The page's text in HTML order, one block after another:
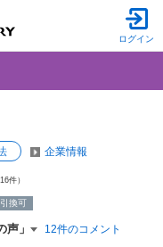
ログイン
企業情報
換可
16件）
」 12件のコメント